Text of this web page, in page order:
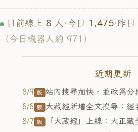
目前線上 8 人·今日 1,475·昨日
（今日機器人約 971）
近期更新
8/9 版
8/8 版
8/7 版